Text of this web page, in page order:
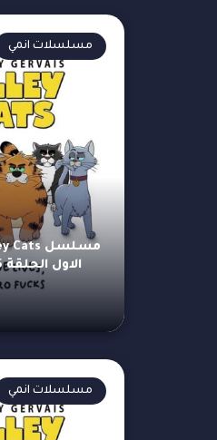
الاول الحلقة 5 مترجمة
مسلسلات انمي
مسلسلات انمي